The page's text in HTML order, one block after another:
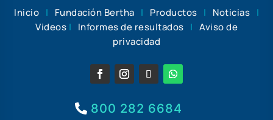
Inicio | Fundación Bertha | Productos | Noticias |
Videos | Informes de resultados | Aviso de
privacidad
800 282 6684